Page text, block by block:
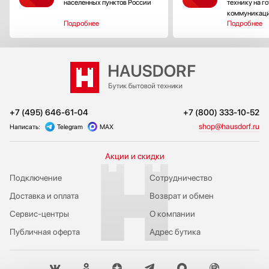
населенных пунктов России
Подробнее
технику на
Подробнее
+7 (495) 646-61-04 +7 (800) 333-10-52
Написать: Telegram MAX shop@hausdorf.ru
Акции и скидки
Подключение
Публичная оферта
Сервис-центры
Доставка и оплата
Сотрудничество
Возврат и обмен
О компании
Адрес бутика